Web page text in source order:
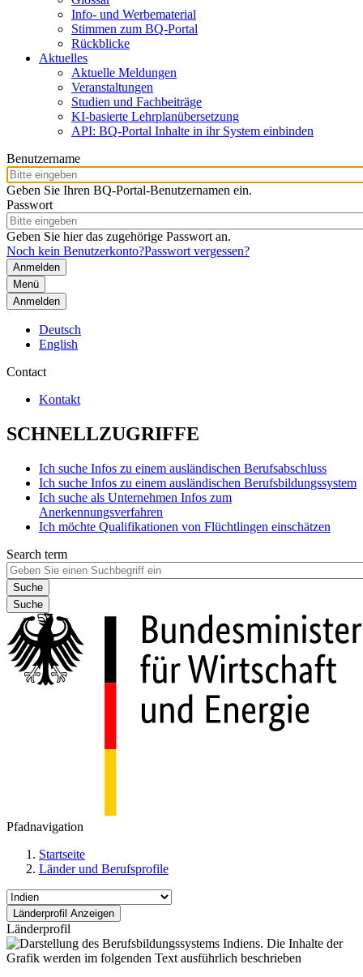
Info- und Werbematerial
Stimmen zum BQ-Portal
Rückblicke
Aktuelles
Aktuelle Meldungen
Veranstaltungen
Studien und Fachbeiträge
KI-basierte Lehrplanübersetzung
API: BQ-Portal Inhalte in ihr System einbinden
Benutzername
Geben Sie Ihren BQ-Portal-Benutzernamen ein.
Passwort
Geben Sie hier das zugehörige Passwort an.
Noch kein Benutzerkonto?Passwort vergessen?
Menü
Anmelden
Deutsch
English
Contact
Kontakt
SCHNELLZUGRIFFE
Ich suche Infos zu einem ausländischen Berufsabschluss
Ich suche Infos zu einem ausländischen Berufsbildungssystem
Ich suche als Unternehmen Infos zum
Anerkennungsverfahren
Ich möchte Qualifikationen von Flüchtlingen einschätzen
Search term
Suche
Pfadnavigation
Startseite
Länder und Berufsprofile
Länderprofil